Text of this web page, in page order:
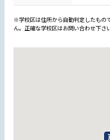
※学校区は住所から自動判定したもの
ん。正確な学校区はお問い合わせ下さい